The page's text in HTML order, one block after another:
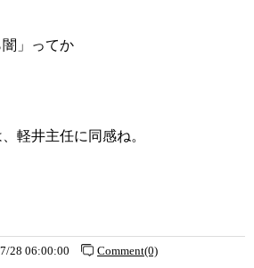
闇」ってか
軽井主任に同感ね。
28 06:00:00 Comment(0)